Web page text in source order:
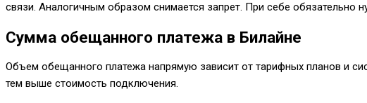
связи. Аналогичным образом снимается запрет. При себе обязательно
Сумма обещанного платежа в Билайне
Объем обещанного платежа напрямую зависит от тарифных планов и
тем выше стоимость подключения.